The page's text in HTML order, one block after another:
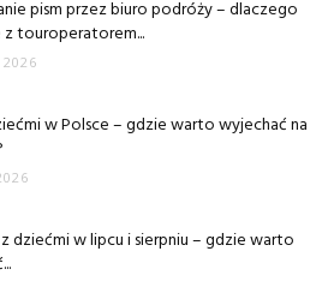
pism przez biuro podróży – dlaczego
touroperatorem...
2026
w Polsce – gdzie warto wyjechać na
dziećmi w lipcu i sierpniu – gdzie warto